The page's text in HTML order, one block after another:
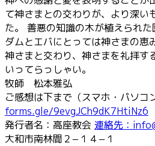
て神さまとの交わりが、より深い
た。 善悪の知識の木が植えられ
ダムとエバにとっては神さまの恵
神さまと交わり、神さまを礼拝す
いってらっしゃい。
牧師 松本雅弘
ご感想は下まで（スマホ・パソコ
forms.gle/9evgJCh9dK7HtiNz6
発行者名：高座教会 連絡先：
大和市南林間２−１４−１